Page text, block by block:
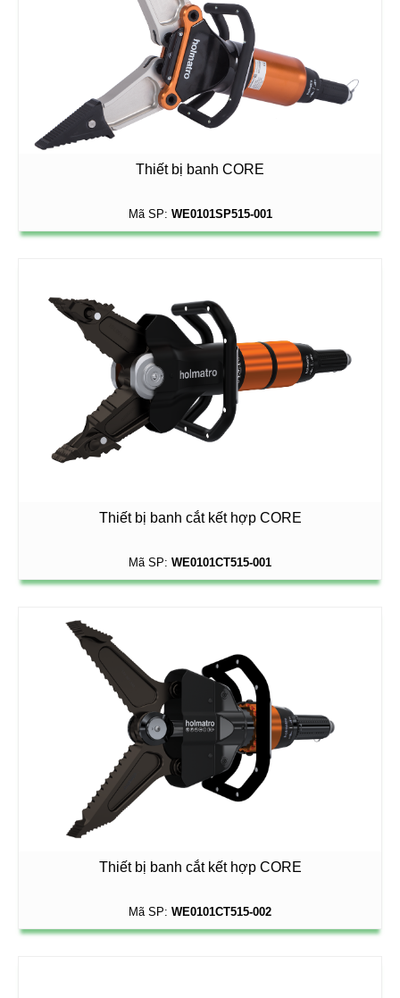
Thiết bị banh CORE
Mã SP: WE0101SP515-001
Thiết bị banh cắt kết hợp CORE
Mã SP: WE0101CT515-001
Thiết bị banh cắt kết hợp CORE
Mã SP: WE0101CT515-002